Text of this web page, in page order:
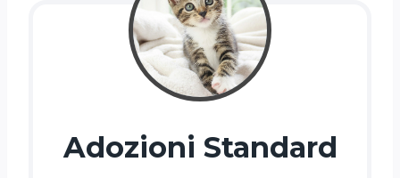
Adozioni Standard